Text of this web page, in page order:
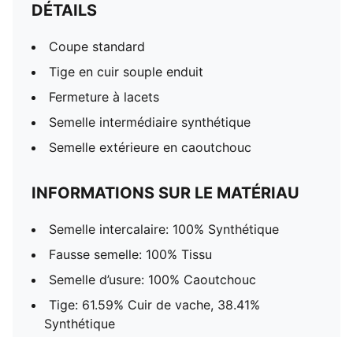
DÉTAILS
Coupe standard
Tige en cuir souple enduit
Fermeture à lacets
Semelle intermédiaire synthétique
Semelle extérieure en caoutchouc
INFORMATIONS SUR LE MATÉRIAU
Semelle intercalaire: 100% Synthétique
Fausse semelle: 100% Tissu
Semelle d’usure: 100% Caoutchouc
Tige: 61.59% Cuir de vache, 38.41%
Synthétique